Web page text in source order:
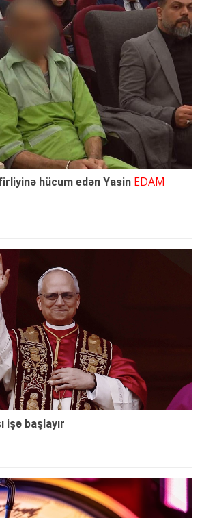
hücum edən Yasin EDAM
işə başlayır